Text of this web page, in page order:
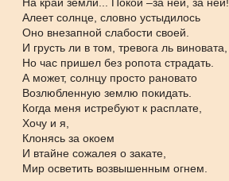
Алеет солнце, словно устыдилось
Оно внезапной слабости своей.
И грусть ли в том, тревога ль виновата,
Но час пришел без ропота страдать.
А может, солнцу просто рановато
Возлюбленную землю покидать.
Когда меня истребуют к расплате,
Хочу и я,
Клонясь за окоем
И втайне сожалея о закате,
Мир осветить возвышенным огнем.